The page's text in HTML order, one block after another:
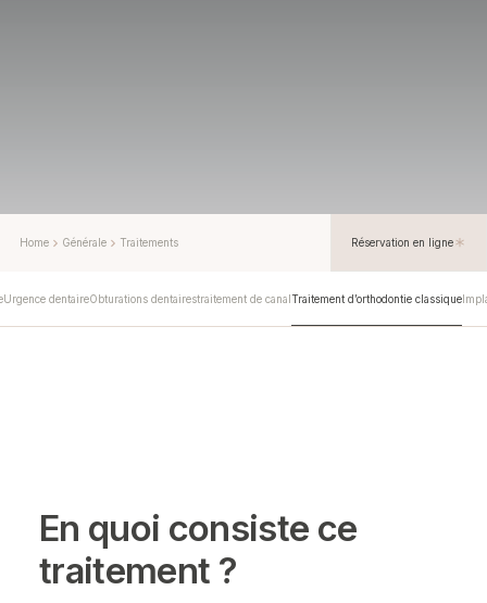
Home Générale Traitements Réservation en ligne
Urgence dentaireObturations dentairestraitement de canalTraitement d’orthodontie classique
En quoi consiste ce
traitement ?